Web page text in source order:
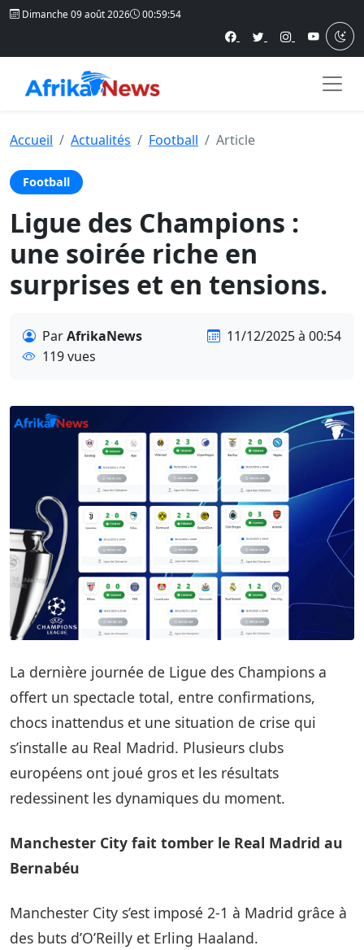
Dimanche 09 août 2026 00:59:55
Accueil Actualités Football Article
Football
Ligue des Champions :
une soirée riche en
surprises et en tensions.
ParAfrikaNews
11/12/2025 à 00:54
119 vues
La dernière journée de Ligue des Champions a
offert un spectacle total, entre confirmations,
chocs inattendus et une situation de crise qui
s’installe au Real Madrid. Plusieurs clubs
européens ont joué gros et les résultats
redessinent les dynamiques du moment.
Manchester City fait tomber le Real Madrid au
Bernabéu
Manchester City s’est imposé 2-1 à Madrid grâce à
des buts d’O’Reilly et Erling Haaland.